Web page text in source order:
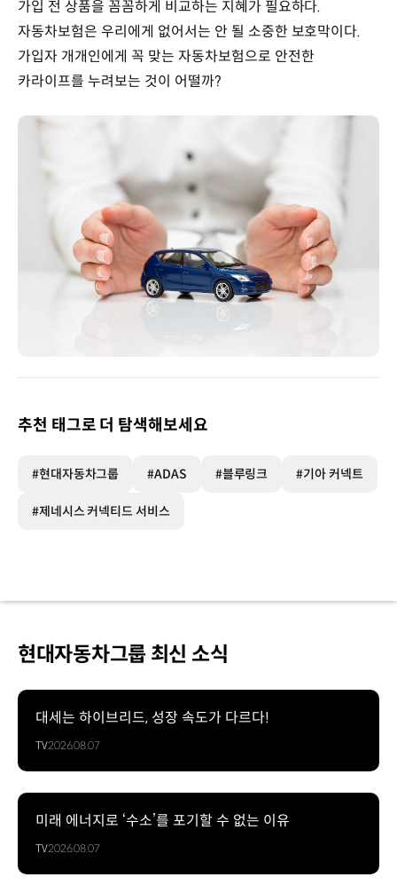
가입 전 상품을 꼼꼼하게 비교하는 지혜가 필요하다.
자동차보험은 우리에게 없어서는 안 될 소중한 보호막이다.
가입자 개개인에게 꼭 맞는 자동차보험으로 안전한
카라이프를 누려보는 것이 어떨까?
추천 태그로 더 탐색해보세요
#현대자동차그룹 #ADAS #블루링크 #기아 커넥트
#제네시스 커넥티드 서비스
현대자동차그룹 최신 소식
대세는 하이브리드, 성장 속도가 다르다!
TV2026.08.07
미래 에너지로 ‘수소’를 포기할 수 없는 이유
TV2026.08.07